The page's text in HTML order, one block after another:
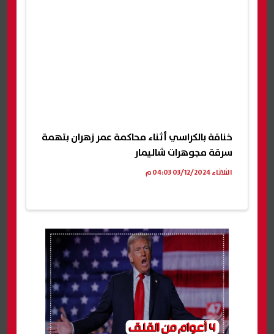
خناقة بالكراسي أثناء محاكمة عمر زهران بتهمة
سرقة مجوهرات شاليمار
الثلاثاء 03/12/2024 04:03 م